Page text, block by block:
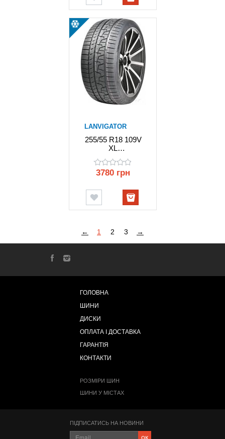
LANVIGATOR
255/55 R18 109V
XL
WINTERGRIP
UHP
LANVIGATOR
3780 грн
← 1 2 3 →
ГОЛОВНА
ШИНИ
ДИСКИ
ОПЛАТА І ДОСТАВКА
ГАРАНТІЯ
КОНТАКТИ
РОЗМІРИ ШИН
ШИНИ У МІСТАХ
ПІДПИСАТИСЬ НА НОВИНИ
ок